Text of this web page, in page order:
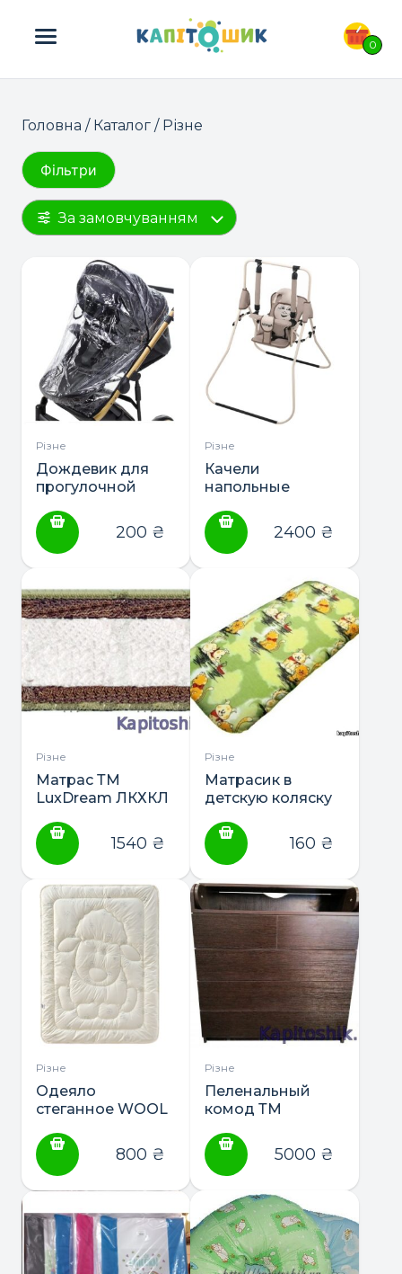
0
ПОШУК ТОВАРІВ:
Головна / Каталог / Різне
Фільтри
За замовчуванням
Різне
Дождевик для
прогулочной
200 ₴
Різне
Качели
напольные
2400 ₴
Різне
Матрас ТМ
LuxDream ЛКХКЛ
Хлопок)
1540 ₴
Різне
Матрасик в
детскую коляску
160 ₴
Різне
Одеяло
стеганное WOOL
Овечка
800 ₴
Різне
Пеленальный
комод ТМ
“Blumotion
Standart” 5000 ₴